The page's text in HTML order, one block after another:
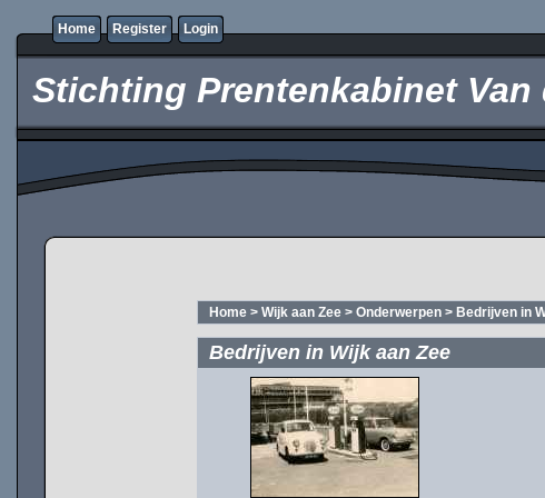
Home Register Login
Stichting Prentenkabinet Van
Home > Wijk aan Zee > Onderwerpen > Bedrijven in
Bedrijven in Wijk aan Zee